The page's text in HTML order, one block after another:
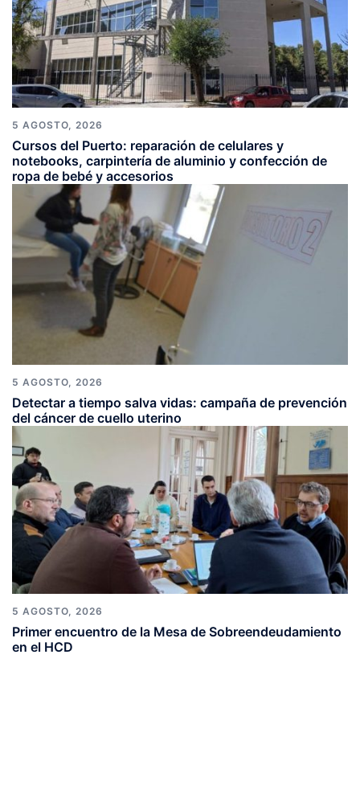
5 AGOSTO, 2026
Cursos del Puerto: reparación de celulares y
notebooks, carpintería de aluminio y confección de
ropa de bebé y accesorios
5 AGOSTO, 2026
Detectar a tiempo salva vidas: campaña de prevención
del cáncer de cuello uterino
5 AGOSTO, 2026
Primer encuentro de la Mesa de Sobreendeudamiento
en el HCD